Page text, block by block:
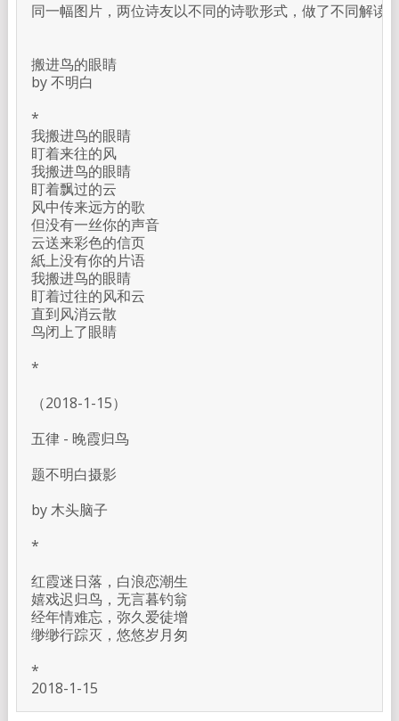
同一幅图片，两位诗友以不同的诗歌形式，做了不同解读
搬进鸟的眼睛
by 不明白
*
我搬进鸟的眼睛
盯着来往的风
我搬进鸟的眼睛
盯着飘过的云
风中传来远方的歌
但没有一丝你的声音
云送来彩色的信页
紙上没有你的片语
我搬进鸟的眼睛
盯着过往的风和云
直到风消云散
鸟闭上了眼睛
*
（2018-1-15）
五律 - 晚霞归鸟
题不明白摄影
by 木头脑子
*
红霞迷日落，白浪恋潮生
嬉戏迟归鸟，无言暮钓翁
经年情难忘，弥久爱徒增
缈缈行踪灭，悠悠岁月匆
*
2018-1-15